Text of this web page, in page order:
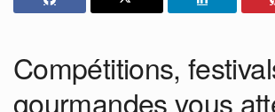
Compétitions,
gourmandes vous